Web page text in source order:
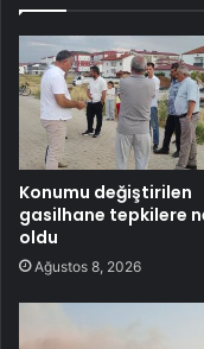
Konumu değiştirilen
gasilhane tepkilere
oldu
Ağustos 8, 2026